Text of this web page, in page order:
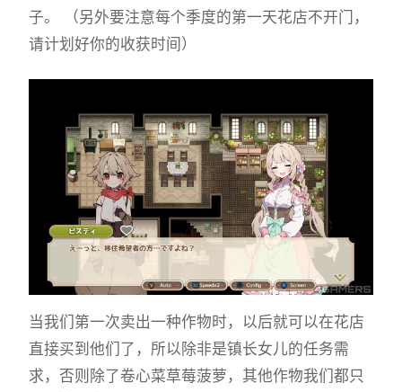
子。 （另外要注意每个季度的第一天花店不开门，
请计划好你的收获时间）
当我们第一次卖出一种作物时，以后就可以在花店
直接买到他们了，所以除非是镇长女儿的任务需
求，否则除了卷心菜草莓菠萝，其他作物我们都只